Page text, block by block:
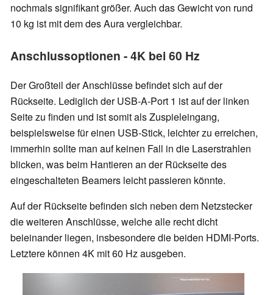
nochmals signifikant größer. Auch das Gewicht von rund
10 kg ist mit dem des Aura vergleichbar.
Anschlussoptionen - 4K bei 60 Hz
Der Großteil der Anschlüsse befindet sich auf der
Rückseite. Lediglich der USB-A-Port 1 ist auf der linken
Seite zu finden und ist somit als Zuspieleingang,
beispielsweise für einen USB-Stick, leichter zu erreichen,
immerhin sollte man auf keinen Fall in die Laserstrahlen
blicken, was beim Hantieren an der Rückseite des
eingeschalteten Beamers leicht passieren könnte.
Auf der Rückseite befinden sich neben dem Netzstecker
die weiteren Anschlüsse, welche alle recht dicht
beieinander liegen, insbesondere die beiden HDMI-Ports.
Letztere können 4K mit 60 Hz ausgeben.